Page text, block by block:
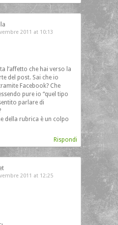
2011 at 10:13
l’affetto che hai verso la
del post. Sai che io
Facebook? Che
pure io “quel tipo
parlare di
della rubrica è un colpo
Rispondi
2011 at 12:25